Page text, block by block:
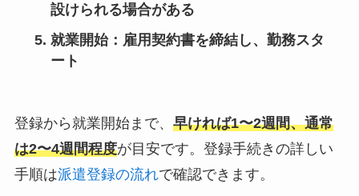
設けられる場合がある
就業開始：雇用契約書を締結し、勤務スタ
ート
登録から就業開始まで、 早ければ1〜2週間、通常
は2〜4週間程度が目安です。登録手続きの詳しい
手順は派遣登録の流れで確認できます。